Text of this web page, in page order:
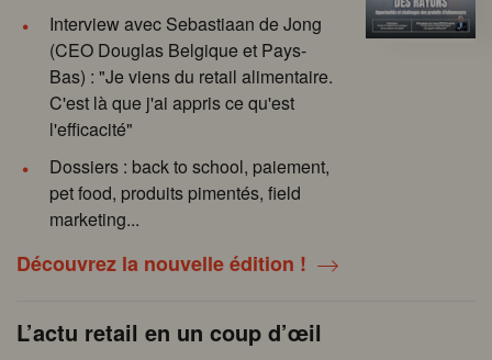
Interview avec Sebastiaan de Jong
(CEO Douglas Belgique et Pays-
Bas) : "Je viens du retail alimentaire.
C'est là que j'ai appris ce qu'est
l'efficacité"
Dossiers : back to school, paiement,
pet food, produits pimentés, field
marketing...
Découvrez la nouvelle édition !
L’actu retail en un coup d’œil